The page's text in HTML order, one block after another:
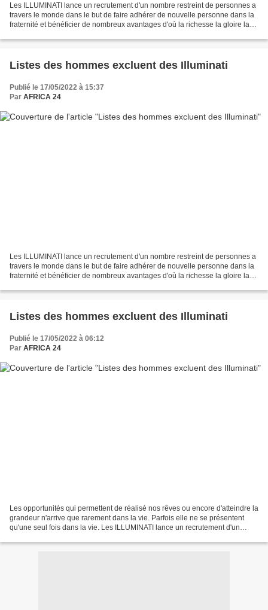
Les ILLUMINATI lance un recrutement d'un nombre restreint de personnes a
travers le monde dans le but de faire adhérer de nouvelle personne dans la
fraternité et bénéficier de nombreux avantages d'où la richesse la gloire la
Listes des hommes excluent des Illuminati
Publié le 17/05/2022 à 15:37
Par AFRICA 24
Les ILLUMINATI lance un recrutement d'un nombre restreint de personnes a
travers le monde dans le but de faire adhérer de nouvelle personne dans la
fraternité et bénéficier de nombreux avantages d'où la richesse la gloire la
Listes des hommes excluent des Illuminati
Publié le 17/05/2022 à 06:12
Par AFRICA 24
Les opportunités qui permettent de réalisé nos rêves ou encore d'atteindre la
grandeur n'arrive que rarement dans la vie. Parfois elle ne se présentent
qu'une seul fois dans la vie. Les ILLUMINATI lance un recrutement d'un